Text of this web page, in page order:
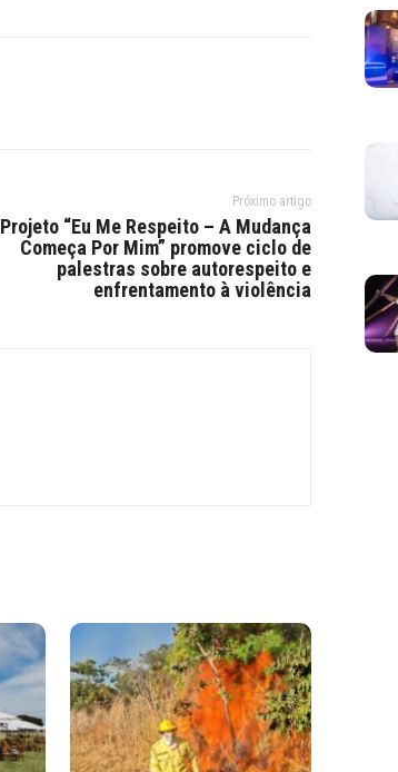
Próximo artigo
Projeto “Eu Me Respeito – A Mudança
Começa Por Mim” promove ciclo de
palestras sobre autorespeito e
enfrentamento à violência